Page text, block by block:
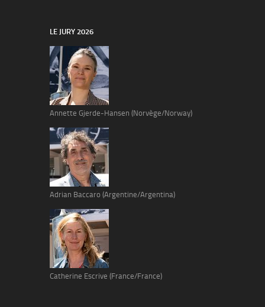
LE JURY 2026
Annette Gjerde-Hansen (Norvège/Norway)
Adrian Baccaro (Argentine/Argentina)
Catherine Escrive (France/France)